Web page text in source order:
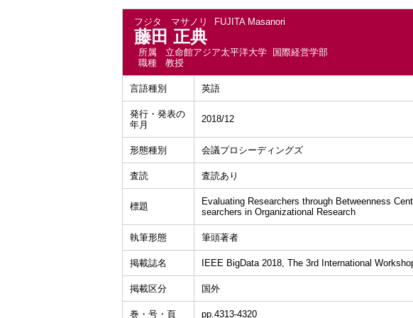
フジタ マサノリ FUJITA Masanori
藤田 正典
所属
立命館アジア太平洋大学 国際経営学部
職種
教授
言語種別 英語
発行・発表の
年月
2018/12
形態種別 会議プロシーディングズ
査読 査読あり
標題
Evaluating Researchers through Betweenness
searchers in Organizational Research
執筆形態 筆頭著者
掲載誌名 IEEE BigData 2018, The 3rd International
掲載区分 国外
巻・号・頁 pp.4313-4320